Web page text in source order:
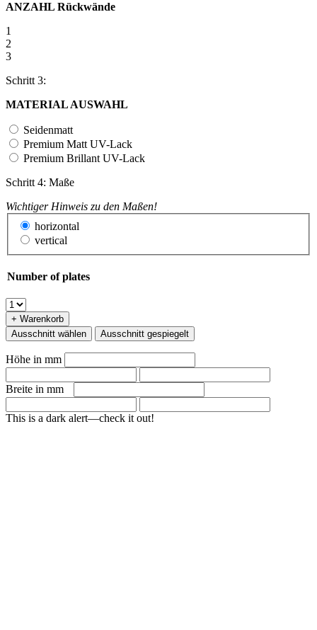
ANZAHL Rückwände
1
2
3
Schritt 3:
MATERIAL AUSWAHL
Seidenmatt
Premium Matt UV-Lack
Premium Brillant UV-Lack
Schritt 4: Maße
Wichtiger Hinweis zu den Maßen!
horizontal
vertical
Number of plates
+ Warenkorb
Ausschnitt wählen
Ausschnitt gespiegelt
Höhe in mm
Breite in mm
This is a dark alert—check it out!